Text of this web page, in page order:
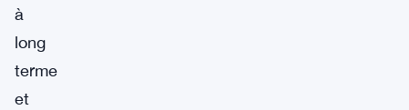
à
long
terme
et